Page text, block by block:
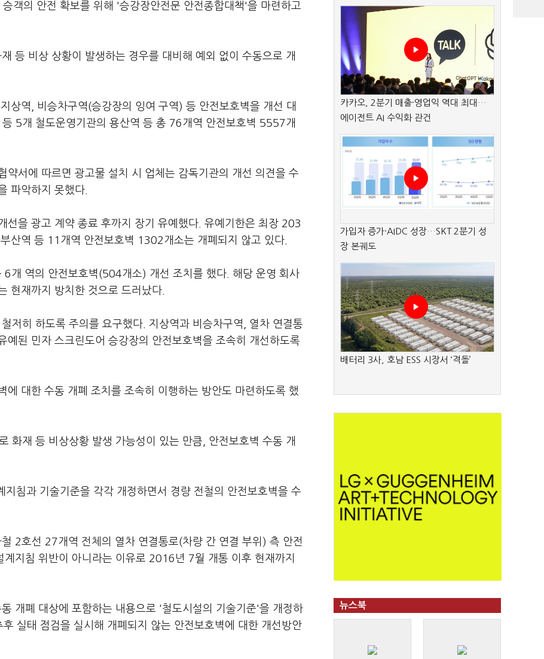
객의 안전 확보를 위해 '승강장안전문 안전종합대책'을 마련하고
등 비상 상황이 발생하는 경우를 대비해 예외 없이 수동으로 개
상역, 비승차구역(승강장의 잉여 구역) 등 안전보호벽을 개선 대
5개 철도운영기관의 용산역 등 총 76개역 안전보호벽 5557개
약서에 따르면 광고물 설치 시 업체는 감독기관의 개선 의견을 수
파악하지 못했다.
선을 광고 계약 종료 후까지 장기 유예했다. 유예기한은 최장 203
산역 등 11개역 안전보호벽 1302개소는 개폐되지 않고 있다.
6개 역의 안전보호벽(504개소) 개선 조치를 했다. 해당 운영 회사
현재까지 방치한 것으로 드러났다.
저히 하도록 주의를 요구했다. 지상역과 비승차구역, 열차 연결통
예된 민자 스크린도어 승강장의 안전보호벽을 조속히 개선하도록
에 대한 수동 개폐 조치를 조속히 이행하는 방안도 마련하도록 했
화재 등 비상상황 발생 가능성이 있는 만큼, 안전보호벽 수동 개
침과 기술기준을 각각 개정하면서 경량 전철의 안전보호벽을 수
2호선 27개역 전체의 열차 연결통로(차량 간 연결 부위) 측 안전
지침 위반이 아니라는 이유로 2016년 7월 개통 이후 현재까지
개폐 대상에 포함하는 내용으로 '철도시설의 기술기준'을 개정하
실태 점검을 실시해 개폐되지 않는 안전보호벽에 대한 개선방안
카카오, 2분기 매출·영업익 역대 최대…
에이전트 AI 수익화 관건
가입자 증가·AIDC 성장…SKT 2분기 성
장 본궤도
배터리 3사, 호남 ESS 시장서 ‘격돌’
뉴스북